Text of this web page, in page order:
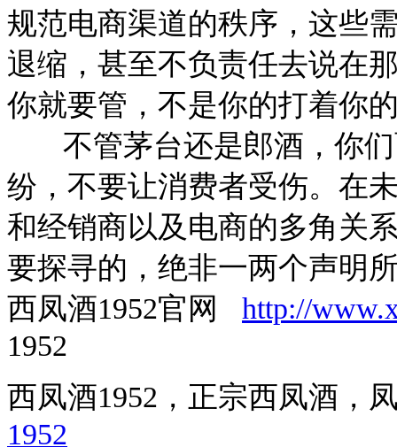
规范电商渠道的秩序，这些
退缩，甚至不负责任去说在
你就要管，不是你的打着你
不管茅台还是郎酒，你们
纷，不要让消费者受伤。在
和经销商以及电商的多角关
要探寻的，绝非一两个声明
西凤酒1952官网 http://
1952
西凤酒1952，正宗西凤酒
1952